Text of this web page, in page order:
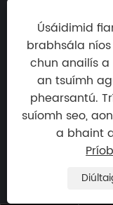
TÁIRGÍ
NUACHT
Teil:
+86-
R-phost:
Úsáidimid
brabhsála
chun anailís
an tsuímh
phearsantú.
suíomh seo,
a bhaint